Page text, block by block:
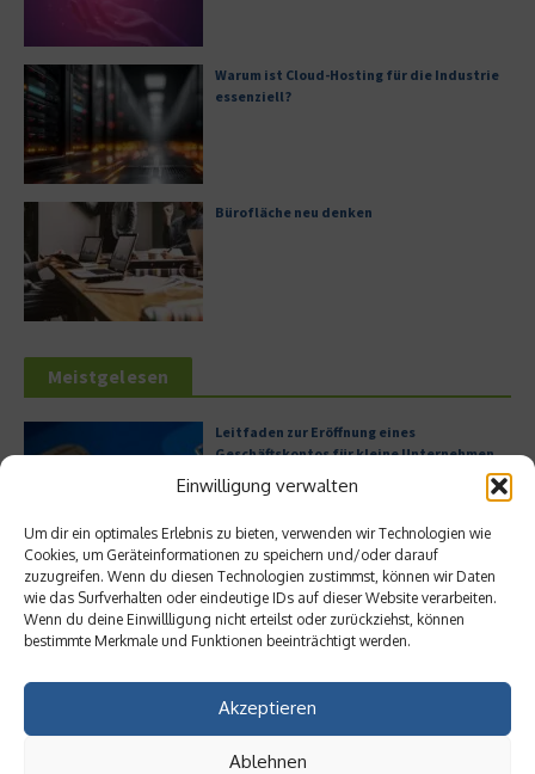
Einwilligung verwalten
Um dir ein optimales Erlebnis zu bieten, verwenden wir Technologien wie
Cookies, um Geräteinformationen zu speichern und/oder darauf
zuzugreifen. Wenn du diesen Technologien zustimmst, können wir Daten
wie das Surfverhalten oder eindeutige IDs auf dieser Website verarbeiten.
Wenn du deine Einwillligung nicht erteilst oder zurückziehst, können
bestimmte Merkmale und Funktionen beeinträchtigt werden.
Akzeptieren
Ablehnen
Warum ist Cloud-Hosting für die Industrie
essenziell?
Bürofläche neu denken
Meistgelesen
Leitfaden zur Eröffnung eines
Geschäftskontos für kleine Unternehmen
Hilton Worldwide: Eine Ikone der globalen
Hotellerie im Wandel der Zeit
Digitalisierung als Wettbewerbsvorteil